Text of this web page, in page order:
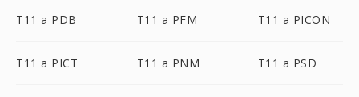
T11 a PDB T11 a PFM T11 a PICON
T11 a PICT T11 a PNM T11 a PSD